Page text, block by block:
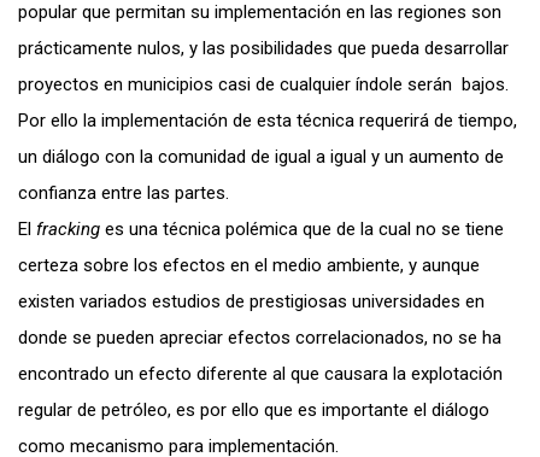
popular que permitan su implementación en las regiones son
prácticamente nulos, y las posibilidades que pueda desarrollar
proyectos en municipios casi de cualquier índole serán bajos.
Por ello la implementación de esta técnica requerirá de tiempo,
un diálogo con la comunidad de igual a igual y un aumento de
confianza entre las partes.
El fracking es una técnica polémica que de la cual no se tiene
certeza sobre los efectos en el medio ambiente, y aunque
existen variados estudios de prestigiosas universidades en
donde se pueden apreciar efectos correlacionados, no se ha
encontrado un efecto diferente al que causara la explotación
regular de petróleo, es por ello que es importante el diálogo
como mecanismo para implementación.